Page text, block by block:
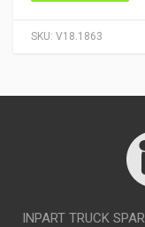
SKU: V18.1863
INPART TRUCK